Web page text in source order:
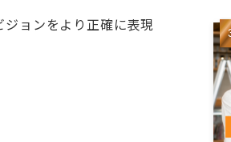
ョンをより正確に表現